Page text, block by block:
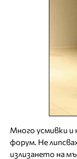
Много усмивки
форум. Не
излизането на